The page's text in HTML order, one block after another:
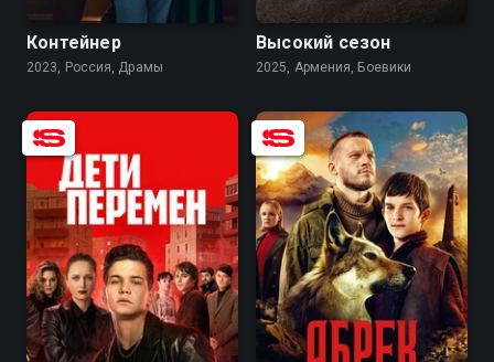
Контейнер
2023, Россия, Драмы
Высокий сезон
2025, Армения, Боевики